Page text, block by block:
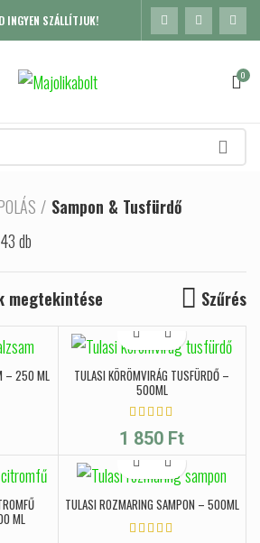
INGYEN SZÁLLÍTJUK!
0
Sampon & Tusfürdő
db
megtekintése Szűrés
– 250 ML
TULASI KÖRÖMVIRÁG TUSFÜRDŐ –
500ML
1 850 Ft
ML
TULASI ROZMARING SAMPON – 500ML